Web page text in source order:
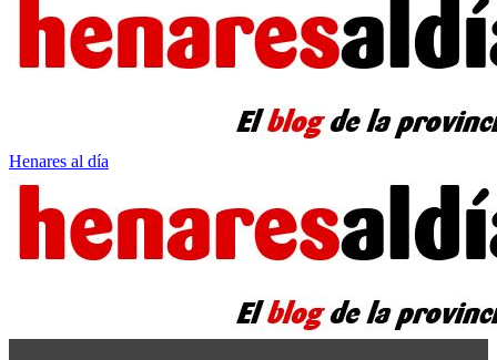
Henares al día